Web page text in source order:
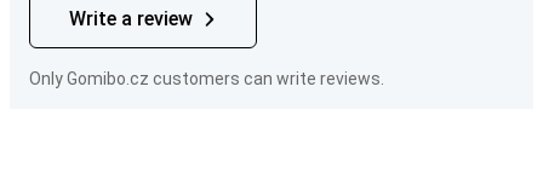
Write a review
Only Gomibo.cz customers can write reviews.